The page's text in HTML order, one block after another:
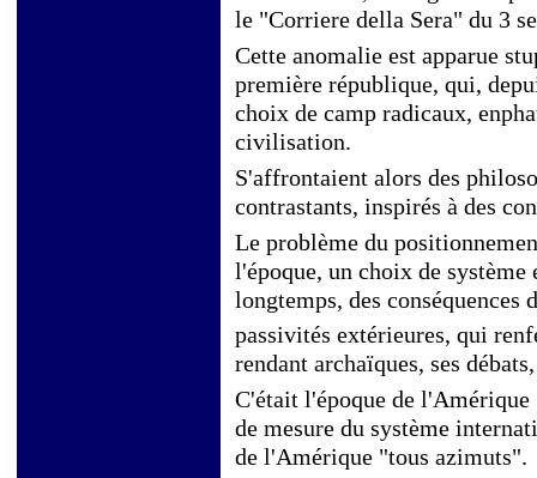
le "Corriere della Sera" du 3
Cette anomalie est apparue
première république, qui,
choix de camp radicaux,
civilisation.
S'affrontaient alors des
contrastants, inspirés à des
Le problème du
l'époque, un choix de
longtemps, des conséquences
passivités extérieures, qui
rendant archaïques, ses
C'était l'époque de
de mesure du système
de l'Amérique "tous azimuts".